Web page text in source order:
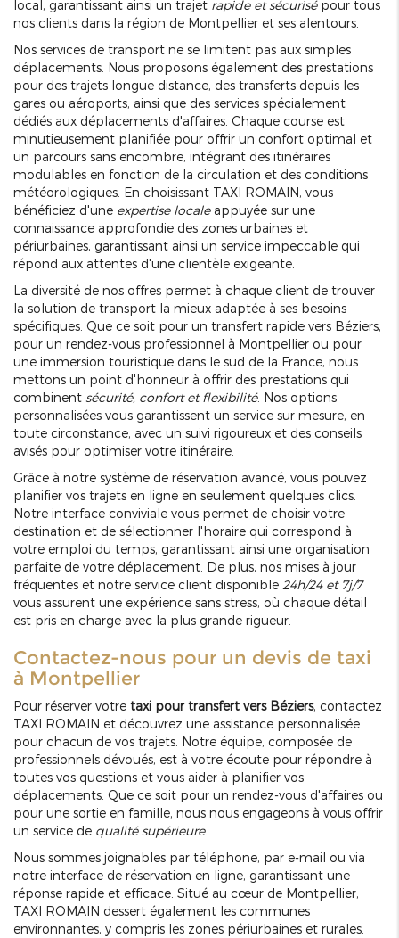
local, garantissant ainsi un trajet rapide et sécurisépour tous
nos clients dans la région de Montpellier et ses alentours.
Nos services de transport ne se limitent pas aux simples
déplacements. Nous proposons également des prestations
pour des trajets longue distance, des transferts depuis les
gares ou aéroports, ainsi que des services spécialement
dédiés aux déplacements d'affaires. Chaque course est
minutieusement planifiée pour offrir un confort optimal et
un parcours sans encombre, intégrant des itinéraires
modulables en fonction de la circulation et des conditions
météorologiques. En choisissant TAXI ROMAIN, vous
bénéficiez d'une expertise localeappuyée sur une
connaissance approfondie des zones urbaines et
périurbaines, garantissant ainsi un service impeccable qui
répond aux attentes d'une clientèle exigeante.
La diversité de nos offres permet à chaque client de trouver
la solution de transport la mieux adaptée à ses besoins
spécifiques. Que ce soit pour un transfert rapide vers Béziers,
pour un rendez-vous professionnel à Montpellier ou pour
une immersion touristique dans le sud de la France, nous
mettons un point d'honneur à offrir des prestations qui
combinent sécurité, confort et flexibilité. Nos options
personnalisées vous garantissent un service sur mesure, en
toute circonstance, avec un suivi rigoureux et des conseils
avisés pour optimiser votre itinéraire.
Grâce à notre système de réservation avancé, vous pouvez
planifier vos trajets en ligne en seulement quelques clics.
Notre interface conviviale vous permet de choisir votre
destination et de sélectionner l'horaire qui correspond à
votre emploi du temps, garantissant ainsi une organisation
parfaite de votre déplacement. De plus, nos mises à jour
fréquentes et notre service client disponible 24h/24 et 7j/7
vous assurent une expérience sans stress, où chaque détail
est pris en charge avec la plus grande rigueur.
Contactez-nous pour un devis de taxi
à Montpellier
Pour réserver votre taxi pour transfert vers Béziers, contactez
TAXI ROMAIN et découvrez une assistance personnalisée
pour chacun de vos trajets. Notre équipe, composée de
professionnels dévoués, est à votre écoute pour répondre à
toutes vos questions et vous aider à planifier vos
déplacements. Que ce soit pour un rendez-vous d'affaires ou
pour une sortie en famille, nous nous engageons à vous offrir
un service de qualité supérieure.
Nous sommes joignables par téléphone, par e-mail ou via
notre interface de réservation en ligne, garantissant une
réponse rapide et efficace. Situé au cœur de Montpellier,
TAXI ROMAIN dessert également les communes
environnantes, y compris les zones périurbaines et rurales.